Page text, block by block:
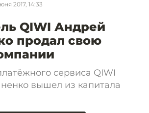
2017, 14:33
QIWI Андрей
продал свою
сервиса QIWI
вышел из капитала